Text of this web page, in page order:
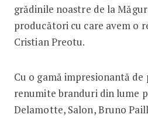
grădinile noastre de la
producători cu care avem o
Cristian Preotu.
Cu o gamă impresionantă
renumite branduri din lume
Delamotte, Salon, Bruno